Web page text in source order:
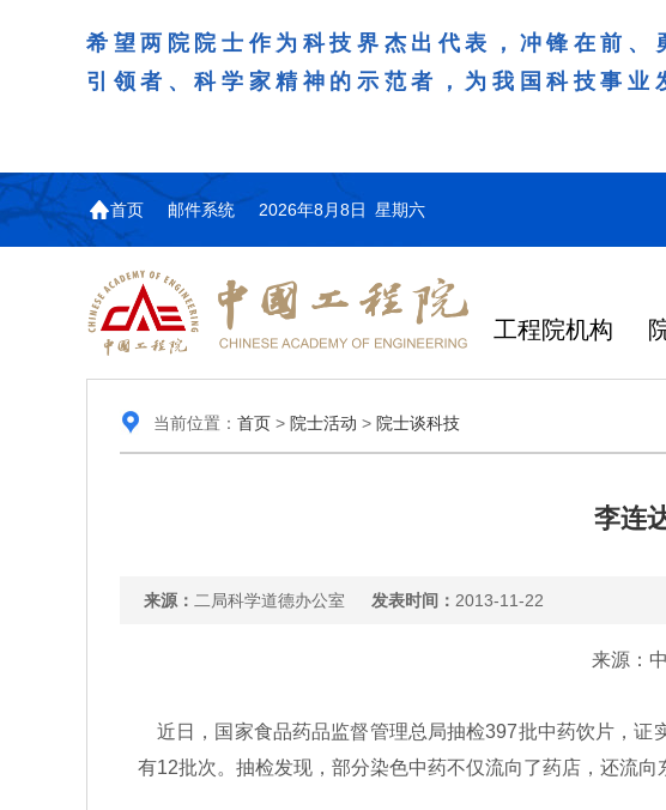
希望两院院士作为科技界杰出代表，冲锋在前
引领者、科学家精神的示范者，为我国科技事业
首页 邮件系统 2026年8月8日 星期六
工程院机构
当前位置： 首页> 院士活动 > 院士谈科技
李连
来源： 二局科学道德办公室 发表时间： 2013-11-22
来源：
近日，国家食品药品监督管理总局抽检397批中药饮片，证
有12批次。抽检发现，部分染色中药不仅流向了药店，还流向